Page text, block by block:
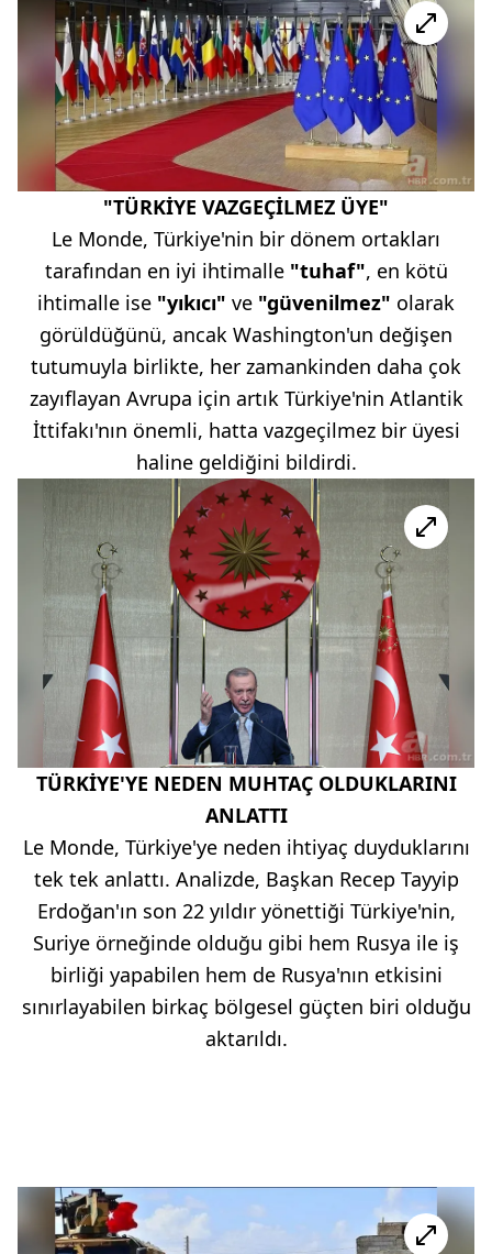
"TÜRKİYE VAZGEÇİLMEZ ÜYE"
Le Monde, Türkiye'nin bir dönem ortakları
tarafından en iyi ihtimalle"tuhaf", en kötü
ihtimalle ise "yıkıcı" ve "güvenilmez" olarak
görüldüğünü, ancak Washington'un değişen
tutumuyla birlikte, her zamankinden daha çok
zayıflayan Avrupa için artık Türkiye'nin Atlantik
İttifakı'nın önemli, hatta vazgeçilmez bir üyesi
haline geldiğini bildirdi.
TÜRKİYE'YE NEDEN MUHTAÇ OLDUKLARINI
ANLATTI
Le Monde, Türkiye'ye neden ihtiyaç duyduklarını
tek tek anlattı. Analizde, Başkan Recep Tayyip
Erdoğan'ın son 22 yıldır yönettiği Türkiye'nin,
Suriye örneğinde olduğu gibi hem Rusya ile iş
birliği yapabilen hem de Rusya'nın etkisini
sınırlayabilen birkaç bölgesel güçten biri olduğu
aktarıldı.